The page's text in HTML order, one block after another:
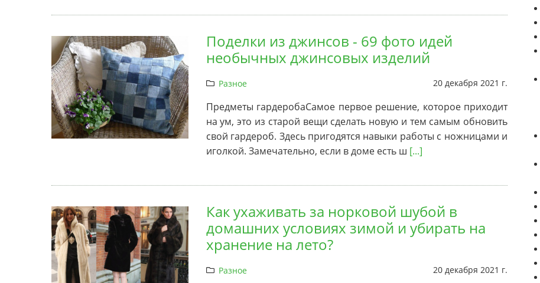
Поделки из джинсов - 69 фото идей
необычных джинсовых изделий
Разное 20 декабря 2021 г.
Предметы гардеробаСамое первое решение, которое приходит
на ум, это из старой вещи сделать новую и тем самым обновить
свой гардероб. Здесь пригодятся навыки работы с ножницами и
иголкой. Замечательно, если в доме есть ш [...]
Как ухаживать за норковой шубой в
домашних условиях зимой и убирать на
хранение на лето?
Разное 20 декабря 2021 г.